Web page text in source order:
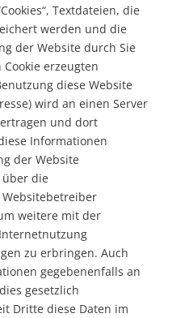
Textdateien, die
werden und die
der Website durch Sie
erzeugten
diese Website
wird an einen Server
und dort
Informationen
der Website
die
weitere mit der
zu erbringen. Auch
gegebenenfalls an
gesetzlich
Dritte diese Daten im